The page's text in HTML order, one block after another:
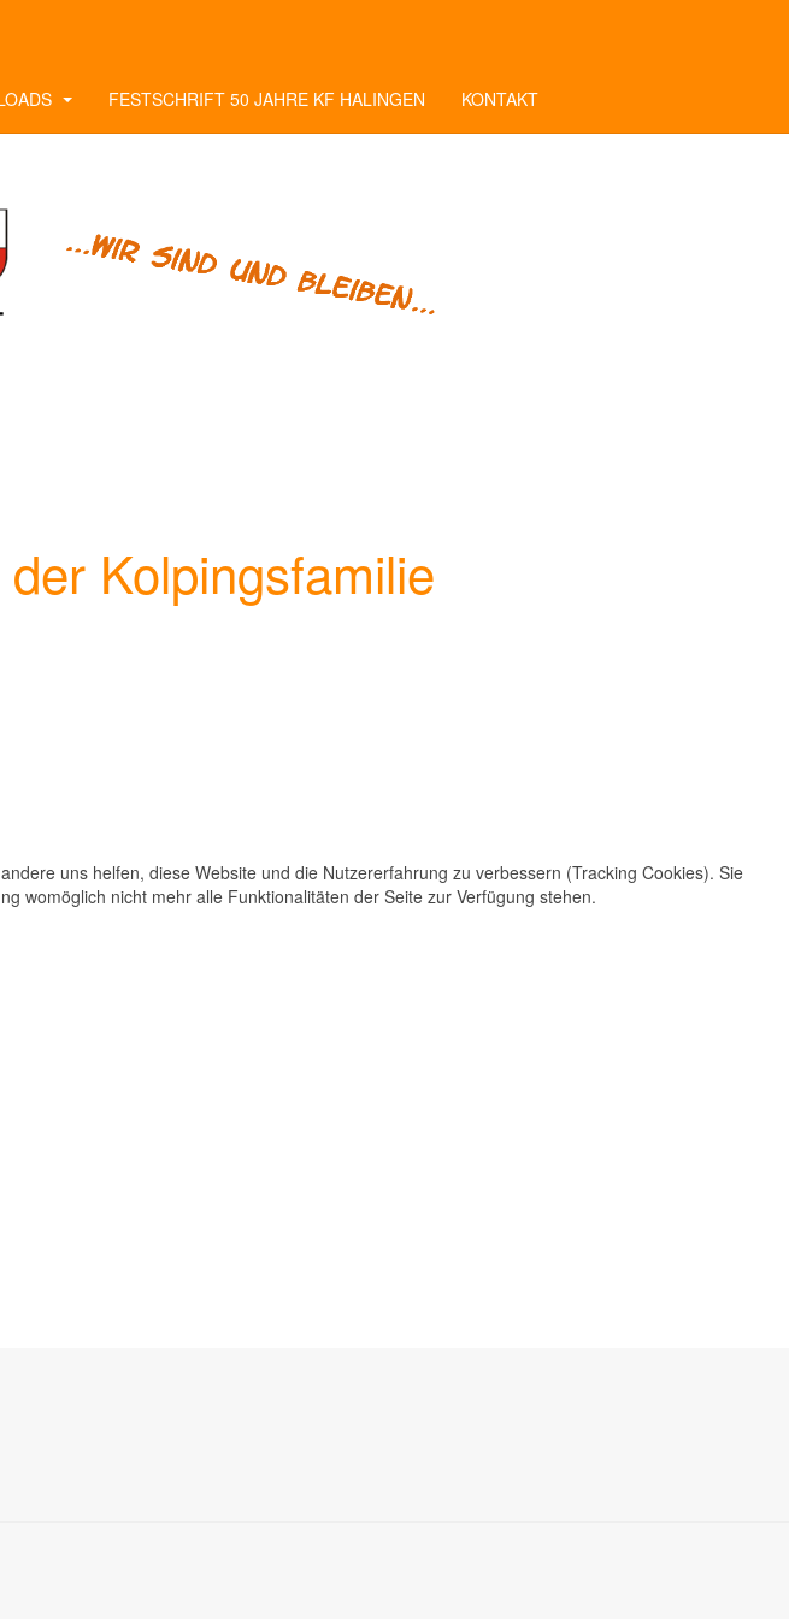
FESTSCHRIFT 50 JAHRE KF HALINGEN KONTAKT
Kolpingsfamilie
uns helfen, diese Website und die Nutzererfahrung zu verbessern (Tracking Cookies). Sie
womöglich nicht mehr alle Funktionalitäten der Seite zur Verfügung stehen.